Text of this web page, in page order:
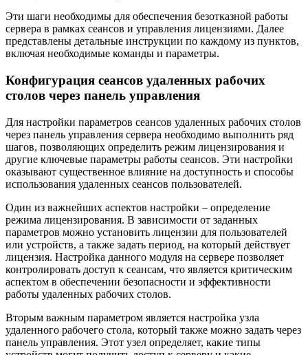
Эти шаги необходимы для обеспечения безотказной работы
сервера в рамках сеансов и управления лицензиями. Далее
представлены детальные инструкции по каждому из пунктов,
включая необходимые команды и параметры.
Конфигурация сеансов удаленных рабочих
столов через панель управления
Для настройки параметров сеансов удаленных рабочих столов
через панель управления сервера необходимо выполнить ряд
шагов, позволяющих определить режим лицензирования и
другие ключевые параметры работы сеансов. Эти настройки
оказывают существенное влияние на доступность и способы
использования удаленных сеансов пользователей.
Один из важнейших аспектов настройки – определение
режима лицензирования. В зависимости от заданных
параметров можно установить лицензии для пользователей
или устройств, а также задать период, на который действует
лицензия. Настройка данного модуля на сервере позволяет
контролировать доступ к сеансам, что является критическим
аспектом в обеспечении безопасности и эффективности
работы удаленных рабочих столов.
Вторым важным параметром является настройка узла
удаленного рабочего стола, который также можно задать через
панель управления. Этот узел определяет, какие типы